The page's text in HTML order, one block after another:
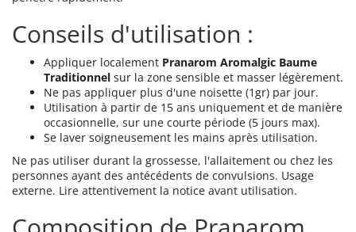
Conseils d'utilisation :
Appliquer localement Pranarom Aromalgic Baume
Traditionnel sur la zone sensible et masser légèrement.
Ne pas appliquer plus d'une noisette (1gr) par jour.
Utilisation à partir de 15 ans uniquement et de manière
occasionnelle, sur une courte période (5 jours max).
Se laver soigneusement les mains après utilisation.
Ne pas utiliser durant la grossesse, l'allaitement ou chez les
personnes ayant des antécédents de convulsions. Usage
externe. Lire attentivement la notice avant utilisation.